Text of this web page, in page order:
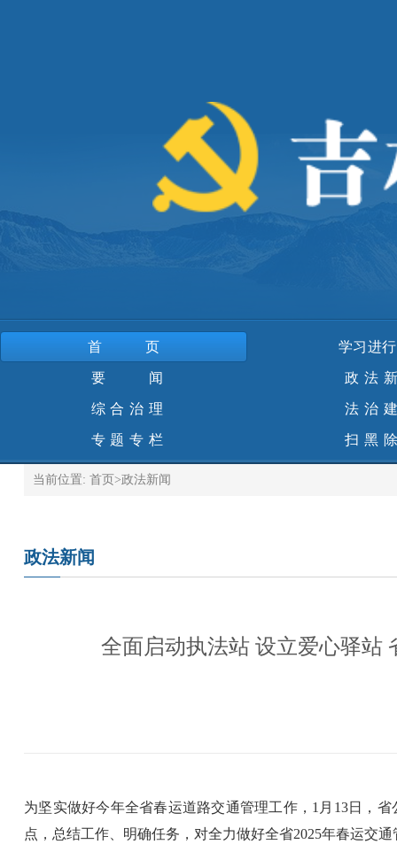
首页 学习进
要 闻 政法
综合治理 法治
专题专栏 扫黑
当前位置: 首页 >政法新闻
政法新闻
全面启动执法站 设立爱心驿站
为坚实做好今年全省春运道路交通管理工作，1月13日，
点，总结工作、明确任务，对全力做好全省2025年春运交